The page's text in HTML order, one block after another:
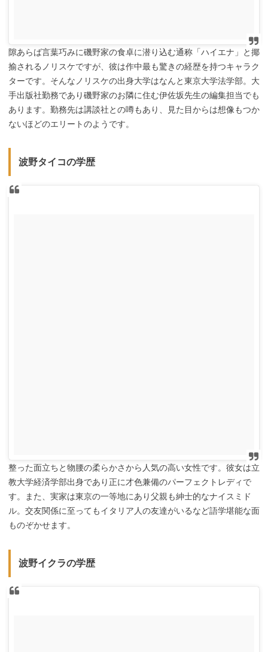
隙あらば言葉巧みに磯野家の食卓に潜り込む通称「ハイエナ」と揶
揄されるノリスケですが、彼は作中最も驚きの経歴を持つキャラク
ターです。そんなノリスケの出身大学はなんと東京大学法学部。大
手出版社勤務であり磯野家のお隣に住む伊佐坂先生の編集担当でも
あります。勤務先は講談社との噂もあり、見た目からは想像もつか
ないほどのエリートのようです。
波野タイコの学歴
整った面立ちと物腰の柔らかさから人気の高い女性です。彼女は立
教大学経済学部出身であり正に才色兼備のパーフェクトレディで
す。また、実家は東京の一等地にあり父親も紳士的なナイスミド
ル。交友関係に至ってもイタリア人の友達がいるなど語学堪能な面
ものぞかせます。
波野イクラの学歴